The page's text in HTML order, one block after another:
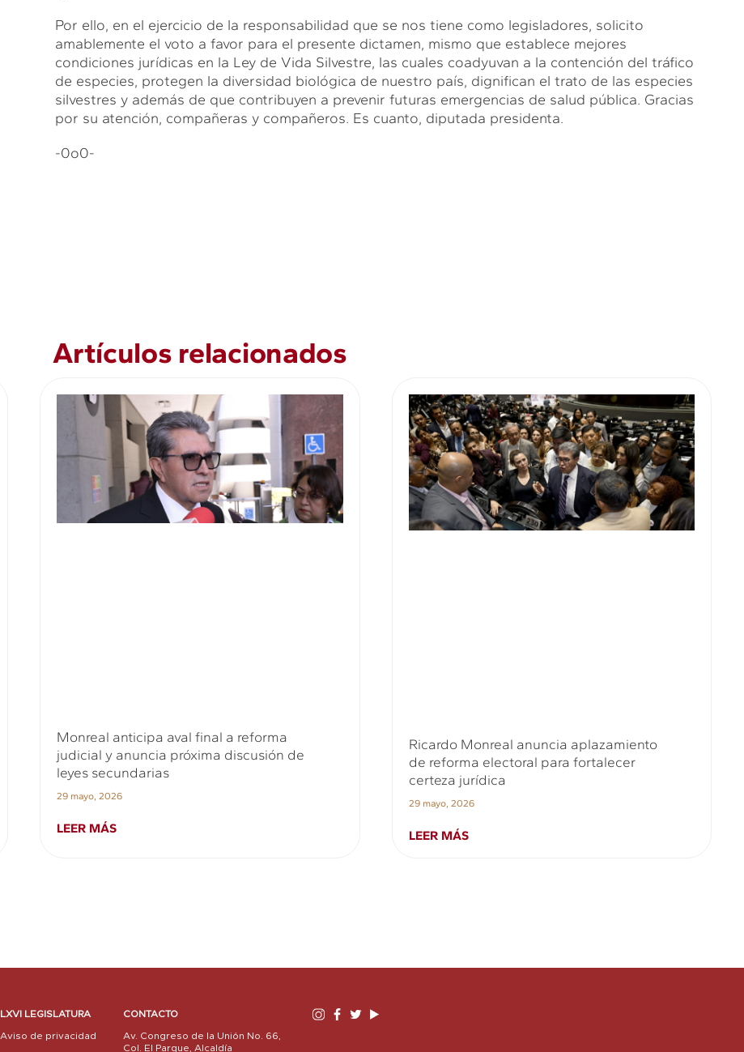
Por ello, en el ejercicio de la responsabilidad que se nos tiene como legisladores, solicito
amablemente el voto a favor para el presente dictamen, mismo que establece mejores
condiciones jurídicas en la Ley de Vida Silvestre, las cuales coadyuvan a la contención del tráfico
de especies, protegen la diversidad biológica de nuestro país, dignifican el trato de las especies
silvestres y además de que contribuyen a prevenir futuras emergencias de salud pública. Gracias
por su atención, compañeras y compañeros. Es cuanto, diputada presidenta.
-0o0-
Artículos relacionados
Monreal anticipa aval final a reforma
judicial y anuncia próxima discusión de
leyes secundarias
29 mayo, 2026
LEER MÁS
Ricardo Monreal anuncia aplazamiento
de reforma electoral para fortalecer
certeza jurídica
29 mayo, 2026
LEER MÁS
LXVI LEGISLATURA
Aviso de privacidad
CONTACTO
Av. Congreso de la Unión No. 66,
Col. El Parque, Alcaldía